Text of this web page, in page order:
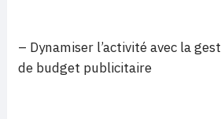
– Dynamiser l’activité avec la
de budget publicitaire